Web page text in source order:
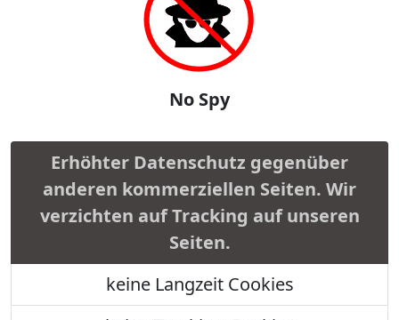
No Spy
Erhöhter Datenschutz gegenüber
anderen kommerziellen Seiten. Wir
verzichten auf Tracking auf unseren
Seiten.
keine Langzeit Cookies